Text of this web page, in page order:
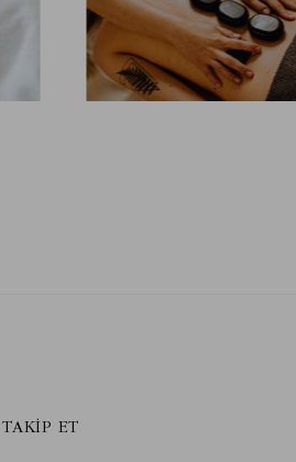
TAKIP ET